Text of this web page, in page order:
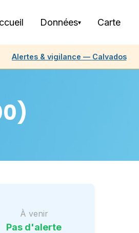
Données▾ Carte
Alertes & vigilance — Calvados
À venir
Pas d'alerte